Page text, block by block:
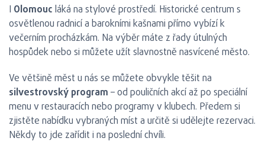
I Olomouc láká na stylové prostředí. Historické centrum s
osvětlenou radnicí a barokními kašnami přímo vybízí k
večerním procházkám. Na výběr máte z řady útulných
hospůdek nebo si můžete užít slavnostně nasvícené město.
Ve většině měst u nás se můžete obvykle těšit na
silvestrovský program – od pouličních akcí až po speciální
menu v restauracích nebo programy v klubech. Předem si
zjistěte nabídku vybraných míst a určitě si udělejte rezervaci.
Někdy to jde zařídit i na poslední chvíli.